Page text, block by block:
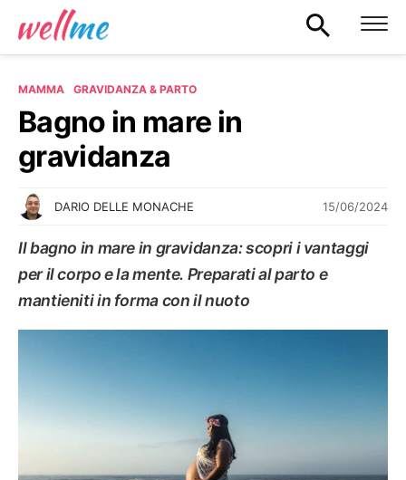
MAMMA GRAVIDANZA & PARTO
Bagno in mare in
gravidanza
DARIO DELLE MONACHE 15/06/2024
Il bagno in mare in gravidanza: scopri i vantaggi
per il corpo e la mente. Preparati al parto e
mantieniti in forma con il nuoto